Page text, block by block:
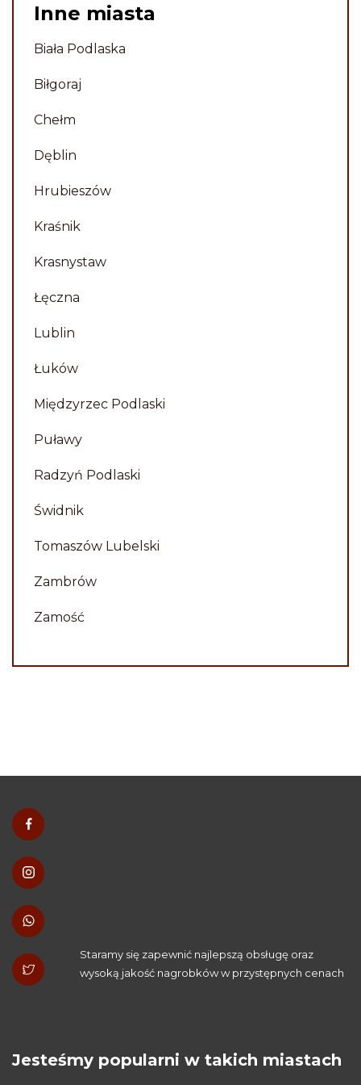
pomnika - 10 na 10. Polecam.
Inne miasta
Biała Podlaska
Biłgoraj
Chełm
Dęblin
Hrubieszów
Kraśnik
Krasnystaw
Łęczna
Lublin
Łuków
Międzyrzec Podlaski
Puławy
Radzyń Podlaski
Świdnik
Tomaszów Lubelski
Zambrów
Zamość
Staramy się zapewnić najlepszą obsługę oraz
wysoką jakość nagrobków w przystępnych cenach
Jesteśmy popularni w takich miastach